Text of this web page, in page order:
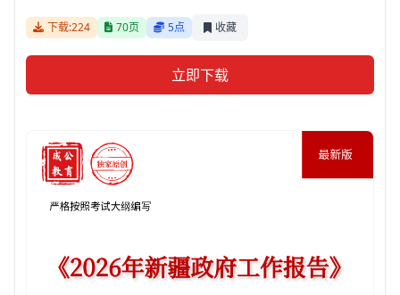
下载:224 70页 5点 收藏
立即下载